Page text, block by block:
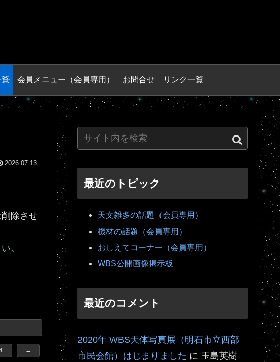
会員メニュー（会員専用） お問合せ リンク一覧
2026.07.13
除させ
。
→
最近のトピック
天文雑多の話題（会員専用）
機材の話題（会員専用）
おしえてコーナー（会員専用）
WBS公開画像掲示板
最近のコメント
2020年 WBS天体写真展（明石市立西部
市民会館）はじまりました に 玉島英樹